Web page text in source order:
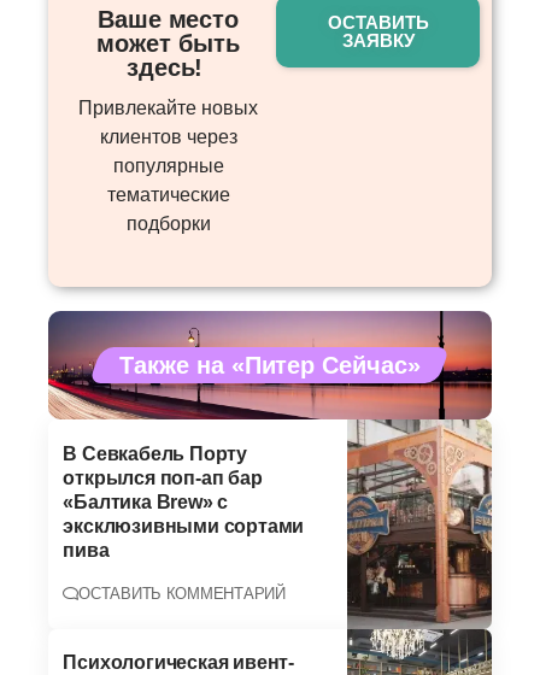
Ваше место
может быть
здесь! ​
Привлекайте новых
клиентов через
популярные
тематические
подборки
ОСТАВИТЬ
ЗАЯВКУ
Также на «Питер Сейчас»
В Севкабель Порту
открылся поп-ап бар
«Балтика Brew» с
эксклюзивными сортами
пива
ОСТАВИТЬ КОММЕНТАРИЙ
Психологическая ивент-